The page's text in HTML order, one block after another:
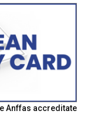
Anffas accreditate